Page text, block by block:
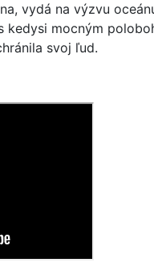
vydá na výzvu
mocným
svoj ľud.